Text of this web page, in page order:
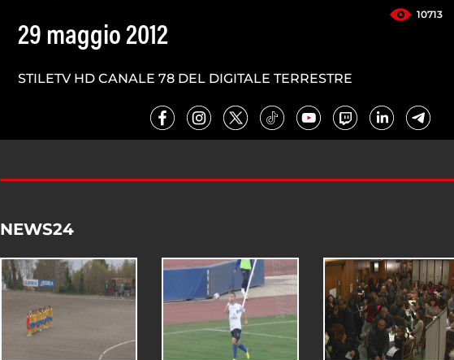
10713
29 maggio 2012
STILETV HD CANALE 78 DEL DIGITALE TERRESTRE
NEWS24